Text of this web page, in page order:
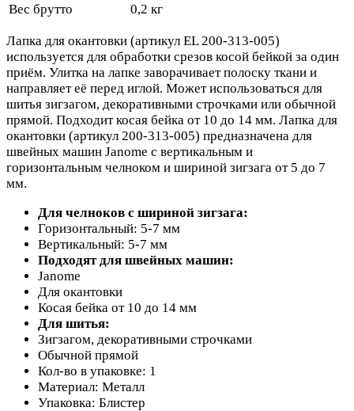
Вес брутто
0,2 кг
Лапка для окантовки (артикул EL 200-313-005)
используется для обработки срезов косой бейкой за один
приём. Улитка на лапке заворачивает полоску ткани и
направляет её перед иглой. Может использоваться для
шитья зигзагом, декоративными строчками или обычной
прямой. Подходит косая бейка от 10 до 14 мм. Лапка для
окантовки (артикул 200-313-005) предназначена для
швейных машин Janome с вертикальным и
горизонтальным челноком и шириной зигзага от 5 до 7
мм.
Для челноков с шириной зигзага:
Горизонтальный: 5-7 мм
Вертикальный: 5-7 мм
Подходят для швейных машин:
Janome
Для окантовки
Косая бейка от 10 до 14 мм
Для шитья:
Зигзагом, декоративными строчками
Обычной прямой
Кол-во в упаковке: 1
Материал: Металл
Упаковка: Блистер